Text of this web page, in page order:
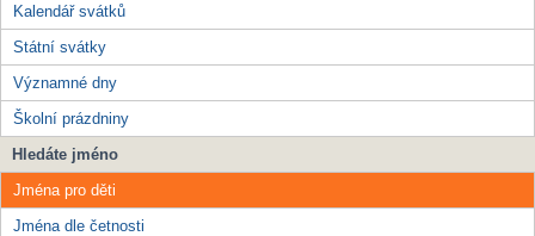
Kalendář svátků
Státní svátky
Významné dny
Školní prázdniny
Hledáte jméno
Jména pro děti
Jména dle četnosti